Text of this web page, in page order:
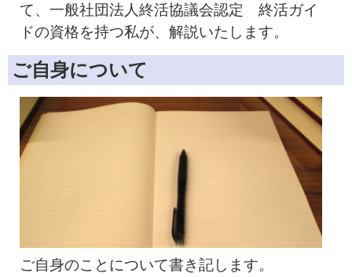
て、一般社団法人終活協議会認定 終活ガイ
ドの資格を持つ私が、解説いたします。
ご自身について
ご自身のことについて書き記します。